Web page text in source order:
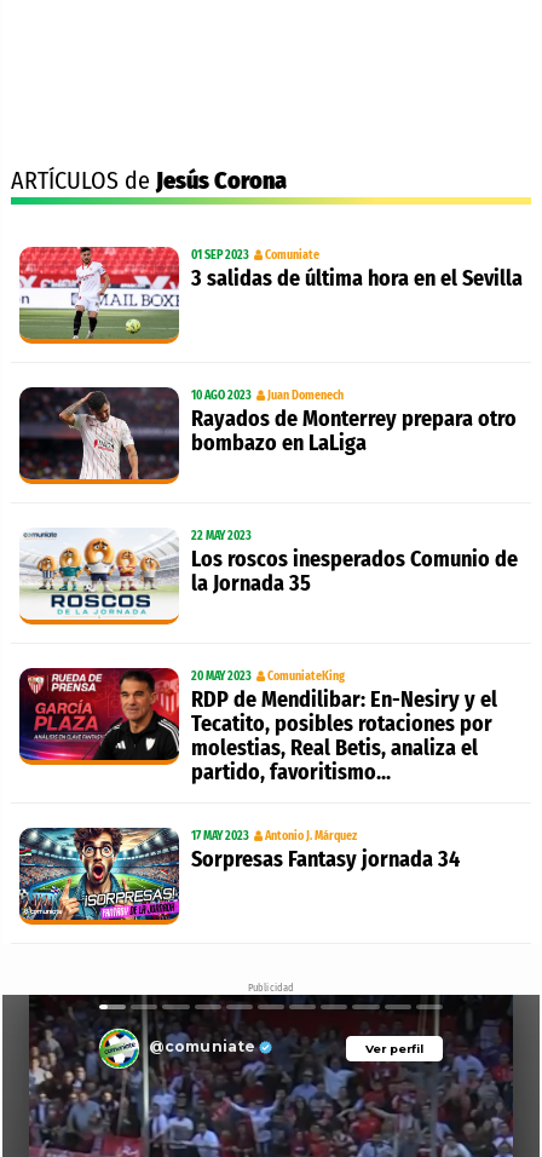
ARTÍCULOS de Jesús Corona
01 SEP 2023 Comuniate
3 salidas de última hora en el Sevilla
10 AGO 2023 Juan Domenech
Rayados de Monterrey prepara otro
bombazo en LaLiga
22 MAY 2023
Los roscos inesperados Comunio de
la Jornada 35
20 MAY 2023 ComuniateKing
RDP de Mendilibar: En-Nesiry y el
Tecatito, posibles rotaciones por
molestias, Real Betis, analiza el
partido, favoritismo...
17 MAY 2023 Antonio J. Márquez
Sorpresas Fantasy jornada 34
Publicidad
Ver perfil
@comuniate Ver perfil